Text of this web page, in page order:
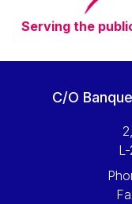
Walter
Walter
Werner
Yossi
Yves
Serving the
C/O